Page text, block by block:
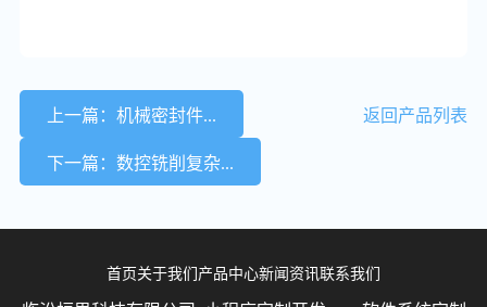
上一篇：机械密封件... 返回产品列表
下一篇：数控铣削复杂...
首页 关于我们 产品中心新闻资讯联系我们